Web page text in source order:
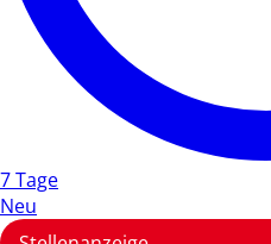
7 Tage
Neu